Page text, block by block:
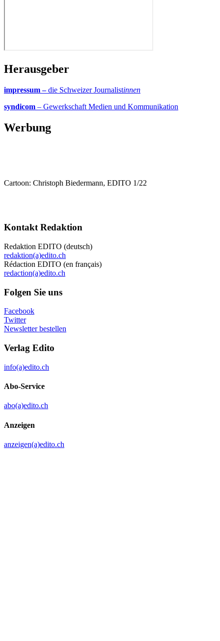
Herausgeber
impressum –die Schweizer Journalistinnen
syndicom – Gewerkschaft Medien und Kommunikation
Werbung
Cartoon: Christoph Biedermann, EDITO 1/22
Kontakt Redaktion
Redaktion EDITO (deutsch)
redaktion(a)edito.ch
Rédaction EDITO (en français)
redaction(a)edito.ch
Folgen Sie uns
Facebook
Twitter
Newsletter bestellen
Verlag Edito
info(a)edito.ch
Abo-Service
abo(a)edito.ch
Anzeigen
anzeigen(a)edito.ch